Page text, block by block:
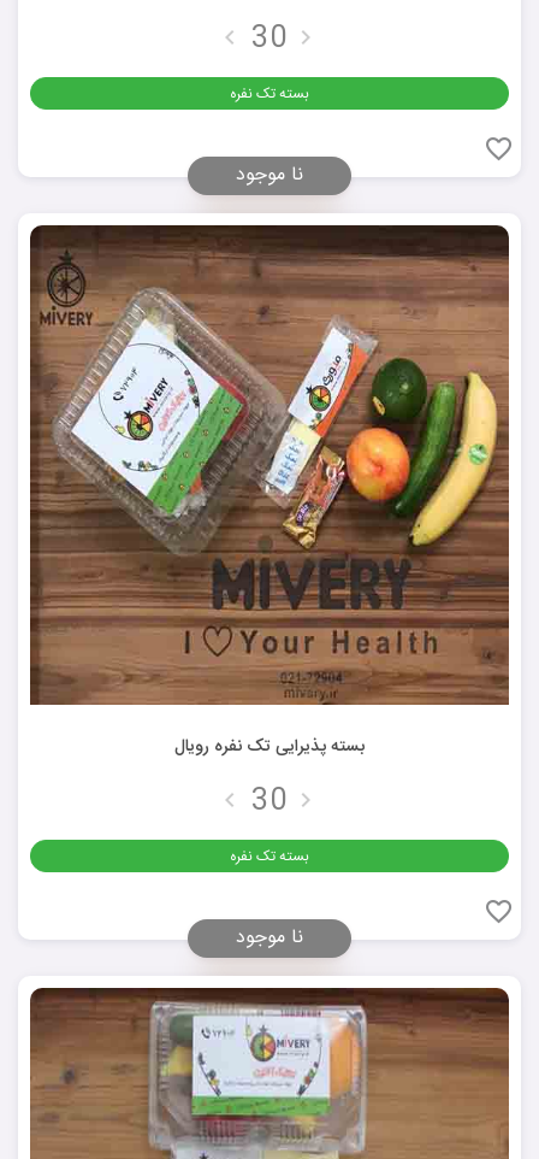
بسته تک نفره
نا موجود
بسته پذیرایی تک نفره رویال
بسته تک نفره
نا موجود